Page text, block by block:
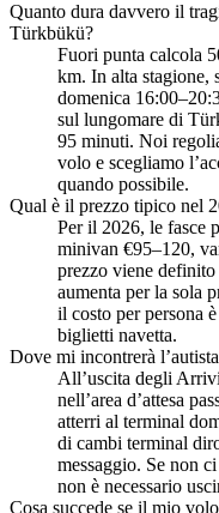
Quanto dura davvero il
Türkbükü?
Fuori punta calcola
km. In alta stagione,
domenica
sul lungomare di
95 minuti. Noi
volo e scegliamo
quando possibile.
Qual è il prezzo tipico nel
Per il 2026, le fasce
minivan €95–120,
prezzo viene
aumenta per la sola
il costo per persona
biglietti navetta.
Dove mi incontrerà
All’uscita degli
nell’area d’attesa
atterri al terminal
di cambi terminal
messaggio. Se non
non è necessario
Cosa succede se il mio